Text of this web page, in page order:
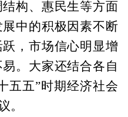
构、惠民生等方面
中的积极因素不断
，市场信心明显增
。大家还结合各自
五五”时期经济社会
。